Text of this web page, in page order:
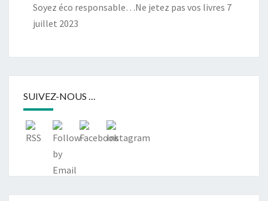
Soyez éco responsable…Ne jetez pas vos livres 7
juillet 2023
SUIVEZ-NOUS …